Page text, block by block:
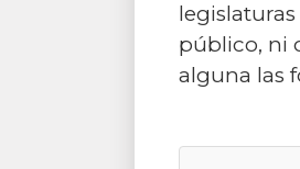
público, ni
alguna las